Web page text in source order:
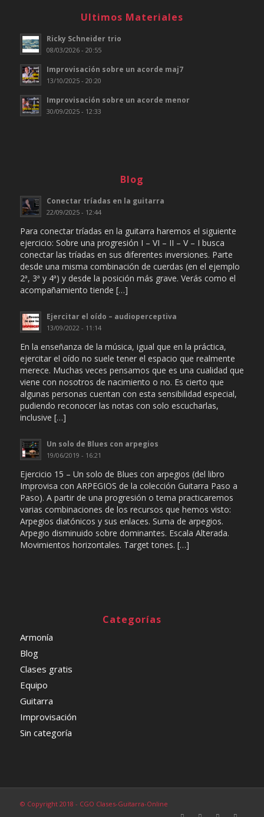
Ultimos Materiales
Ricky Schneider trio
08/03/2026 - 20:55
Improvisación sobre un acorde maj7
13/10/2025 - 20:20
Improvisación sobre un acorde menor
30/09/2025 - 12:33
Blog
Conectar tríadas en la guitarra
22/09/2025 - 12:44
Para conectar tríadas en la guitarra haremos el siguiente
ejercicio: Sobre una progresión I – VI – II – V – I busca
conectar las tríadas en sus diferentes inversiones. Parte
desde una misma combinación de cuerdas (en el ejemplo
2ª, 3ª y 4ª) y desde la posición más grave. Verás como el
acompañamiento tiende […]
Ejercitar el oído – audioperceptiva
13/09/2022 - 11:14
En la enseñanza de la música, igual que en la práctica,
ejercitar el oído no suele tener el espacio que realmente
merece. Muchas veces pensamos que es una cualidad que
viene con nosotros de nacimiento o no. Es cierto que
algunas personas cuentan con esta sensibilidad especial,
pudiendo reconocer las notas con solo escucharlas,
inclusive […]
Un solo de Blues con arpegios
19/06/2019 - 16:21
Ejercicio 15 – Un solo de Blues con arpegios (del libro
Improvisa con ARPEGIOS de la colección Guitarra Paso a
Paso). A partir de una progresión o tema practicaremos
varias combinaciones de los recursos que hemos visto:
Arpegios diatónicos y sus enlaces. Suma de arpegios.
Arpegio disminuido sobre dominantes. Escala Alterada.
Movimientos horizontales. Target tones. […]
Categorías
Armonía
Blog
Clases gratis
Equipo
Guitarra
Improvisación
Sin categoría
© Copyright 2018 - CGO Clases-Guitarra-Online